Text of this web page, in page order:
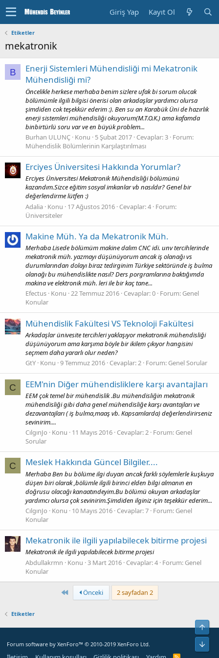
Giriş Yap Kayıt Ol
Etiketler
mekatronik
B
Enerji Sistemleri Mühendisliği mi Mekatronik
Mühendisliği mi?
Öncelikle herkese merhaba benim sizlere ufak bi sorum olucak
bölümümle ilgili bilgisi önerisi olan arkadaşlar yardımcı olursa
şimdiden cok teşekkür ederim :). Ben su an Karabük Üni de hazırlık
enerji sistemleri mühendisliği okuyorum(M.T.O.K.) ama kafamda
binbirtürlü soru var ve en büyük problem...
Burhan ULUNÇ Konu 5 Şubat 2017 Cevaplar: 3 Forum:
Mühendislik Bölümlerinin Karşılaştırılması
Erciyes Üniversitesi Hakkında Yorumlar?
Erciyes Üniversitesi Mekatronik Mühendisliği bölümünü
kazandım.Sizce eğitim sosyal imkanlar vb nasıldır? Genel bir
değerlendirme lütfen :)
Adalia Konu 17 Ağustos 2016 Cevaplar: 4 Forum:
Üniversiteler
Makine Müh. Ya da Mekatronik Müh.
Merhaba Lisede bölümüm makine dalım CNC idi. unv tercihlerinde
mekatronik müh. yazmayı düşünüyorum ancak iş olanağı vs
durumlarından dolayı biraz tedirginim Türkiye sektöründe iş bulma
olanağı bu mühendislikte nasıl? Ders porgramlarına baktığımda
makina ve elektronik müh. leri ile bir kaç tane...
Efectus Konu 22 Temmuz 2016 Cevaplar: 0 Forum: Genel
Konular
Mühendislik Fakültesi VS Teknoloji Fakültesi
Arkadaşlar ünivesite tercihleri yaklaşıyor mekatronik mühendisliği
düşünüyorum ama karşıma böyle bir ikilem çıkıyor hangisini
seçmem daha yararlı olur neden?
GtY Konu 9 Temmuz 2016 Cevaplar: 2 Forum: Genel Sorular
C EEM'nin Diğer mühendisliklere karşı avantajları
EEM çok temel bir mühendislik .Bu mühendisliğin mekatronik
mühendisliği gibi daha genel mühendisliğe karşı avantajları ve
dezavantajları ( iş bulma,maaş vb. Kapsamlarda) değerlendirirseniz
sevinirim....
CılgınJo
Konu 11 Mayıs 2016 Cevaplar: 2 Forum: Genel
Sorular
C Meslek Hakkında Güncel Bilgiler....
Merhaba Ben bu bölüme ilgi duyan ancak farklı söylemlerle kuşkuya
düşen biri olarak ,bölümle ilgili birinci elden bilgi almanın en
doğrusu olacağı kanaatındeyim.Bu bölümü okuyan arkadaşlar
yardımcı olursa çok sevinirim.Şimdiden ilginiz için teşekkür ederim...
CılgınJo
Konu 10 Mayıs 2016 Cevaplar: 7 Forum: Genel
Konular
Mekatronik ile ilgili yapılabilecek bitirme projesi
Mekatronik ile ilgili yapılabilecek bitirme projesi
Abdullakrmn
Konu 3 Mart 2016 Cevaplar: 4 Forum: Genel
Konular
First Önceki 2 sayfadan 2
Etiketler
Forum software by XenForo™ © 2010-2019 XenForo Ltd.
R
Alt